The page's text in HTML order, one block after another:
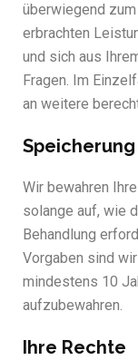
überwiegend
erbrachten
und sich aus
Fragen. Im
an weitere
Wir bewahren
solange auf, wie
Behandlung
Vorgaben sind
mindestens 10
aufzubewahren.
Ihre Rechte